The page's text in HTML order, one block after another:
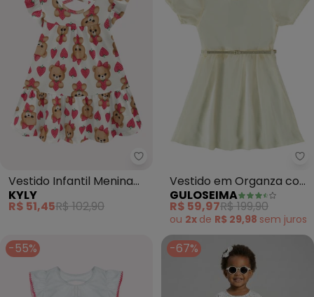
Kyly - Vestido Infantil Menina
Vestido Infantil Menina
em Algodão (Off White)
KYLY
R$ 51,45R$ 102,90
Vestido em Organza com
Forro (Off White)
GULOSEIMA
R$ 59,97R$ 199,90
ou 2x de R$ 29,98 sem juros
-55% -67%